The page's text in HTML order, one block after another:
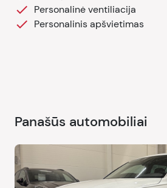
Personalinė ventiliacija
Personalinis apšvietimas
Panašūs automobiliai